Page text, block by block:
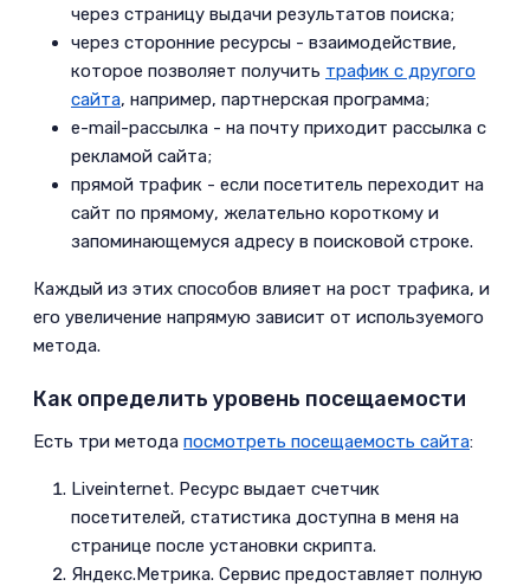
6.4
PUSH маркетинг
Видео-маркетинг
7.1
Видео-контент и
собственный канал YouTube
7.2
Проводите вебинары
Увеличение трафика при помощи
8.1
SEO-продвижение на первую
страницу Яндекс и Google
и интегрируйте сайт с сервисами
Яндекс и Google
8.3
Сделайте сайт удобным на
всех платформах
9
Аналитика
через страницу выдачи результатов поиска;
через сторонние ресурсы - взаимодействие,
которое позволяет получить трафик с другого
сайта, например, партнерская программа;
e-mail-рассылка - на почту приходит рассылка с
рекламой сайта;
прямой трафик - если посетитель переходит на
сайт по прямому, желательно короткому и
запоминающемуся адресу в поисковой строке.
­Каждый из этих способов влияет на рост трафика, и
его увеличение напрямую зависит от используемого
метода.
Как определить уровень посещаемости
­Есть три метода посмотреть посещаемость сайта:
Liveinternet. Ресурс выдает счетчик
посетителей, статистика доступна в меня на
странице после установки скрипта.
Яндекс.Метрика. Сервис предоставляет полную